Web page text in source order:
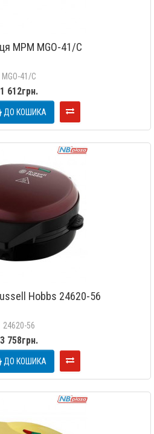
MPM MGO-41/C
MGO-41/C
1 612грн.
ДО КОШИКА
Hobbs 24620-56
24620-56
3 758грн.
ДО КОШИКА